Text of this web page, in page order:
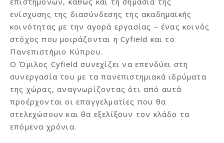
ενίσχυσης της διασύνδεσης της ακαδημαϊκής
κοινότητας με την αγορά εργασίας – ένας κοινός
στόχος που μοιράζονται η Cyfield και το
Πανεπιστήμιο Κύπρου.
Ο Όμιλος Cyfield συνεχίζει να επενδύει στη
συνεργασία του με τα πανεπιστημιακά ιδρύματα
της χώρας, αναγνωρίζοντας ότι από αυτά
προέρχονται οι επαγγελματίες που θα
στελεχώσουν και θα εξελίξουν τον κλάδο τα
επόμενα χρόνια.